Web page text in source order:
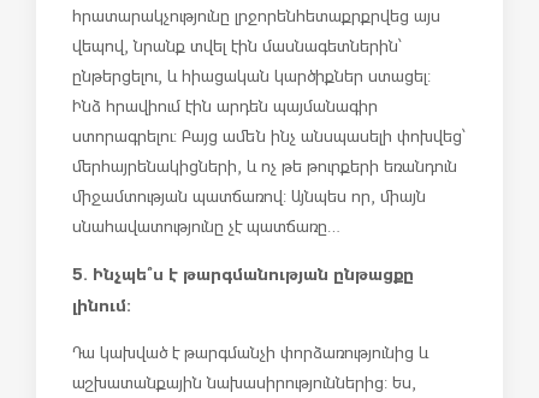
հրատարակչությունը լրջորեն հետաքրքրվեց այս
վեպով, նրանք տվել էին մասնագետներին՝
ընթերցելու, և հիացական կարծիքներ ստացել:
Ինձ հրավիում էին արդեն պայմանագիր
ստորագրելու: Բայց ամեն ինչ անսպասելի փոխվեց՝
մեր հայրենակիցների, և ոչ թե թուրքերի եռանդուն
միջամտության պատճառով: Այնպես որ, միայն
սնահավատությունը չէ պատճառը…
5. Ինչպե՞ս է թարգմանության ընթացքը
լինում:
Դա կախված է թարգմանչի փորձառությունից և
աշխատանքային նախասիրություններից: Ես,